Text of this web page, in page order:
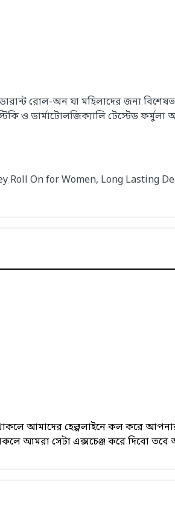
রোল-অন যা মহিলাদের জন্য
ও ডার্মাটোলজিক্যালি টেস্টেড
Roll On for Women, Long Lasting
থাকলে আমাদের হেল্পলাইনে কল করে
আমরা সেটা এক্সচেঞ্জ করে দিবো